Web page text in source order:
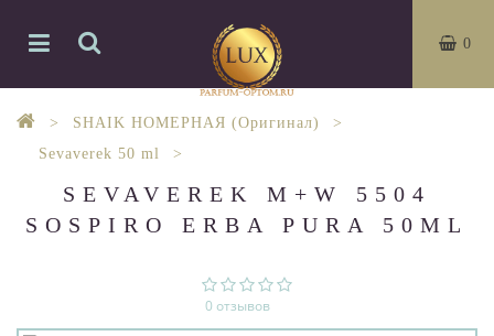
0
SHAIK НОМЕРНАЯ (Оригинал)
Sevaverek 50 ml
SEVAVEREK M+W 5504
SOSPIRO ERBA PURA 50ML
0 отзывов